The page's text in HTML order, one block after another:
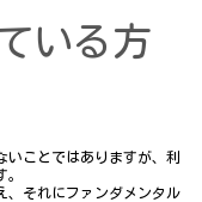
いる方
ことではありますが、利
、それにファンダメンタル